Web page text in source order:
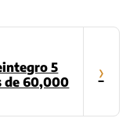
5
de 60,000
›